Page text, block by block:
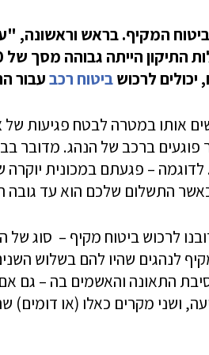
המקיף. בראש וראשונה,
לרכושביטוח רכבעבור
אותו במטרה לבטח פגיעות
ברכב של הנהג. מדובר
התשלום שלכם הוא עד
לרכוש ביטוח מקיף – סוג של
לנהגים שהיו להם בשלוש
התאונה והאשמים בה – גם
ושני מקרים כאלו (או דומים)